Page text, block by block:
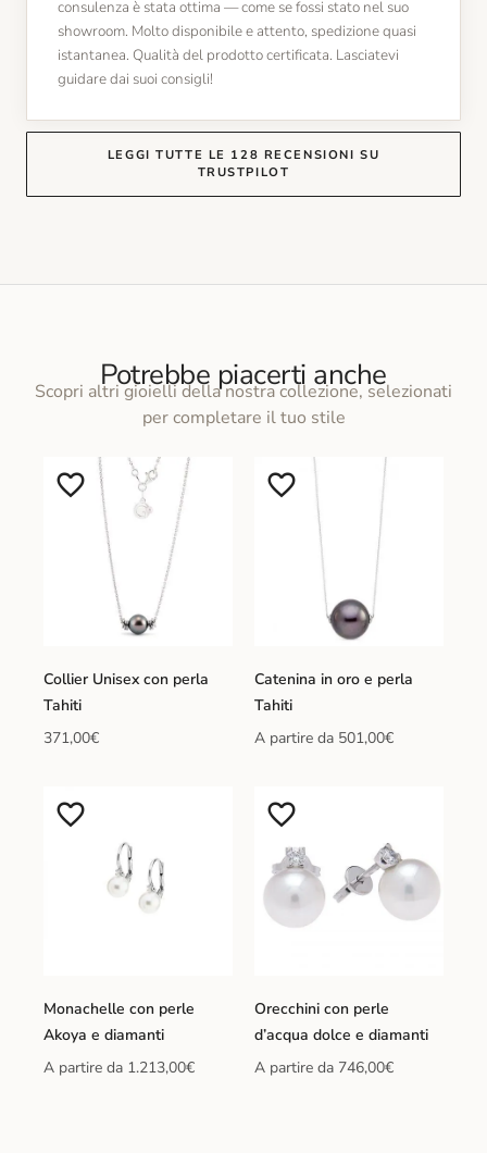
consulenza è stata ottima — come se fossi stato nel suo
showroom. Molto disponibile e attento, spedizione quasi
istantanea. Qualità del prodotto certificata. Lasciatevi
guidare dai suoi consigli!
LEGGI TUTTE LE 128 RECENSIONI SU
TRUSTPILOT
Potrebbe piacerti anche
Scopri altri gioielli della nostra collezione, selezionati
per completare il tuo stile
Collier Unisex con perla
Tahiti
371,00€
Catenina in oro e perla
Tahiti
A partire da 501,00€
Monachelle con perle
Akoya e diamanti
A partire da 1.213,00€
Orecchini con perle
d’acqua dolce e diamanti
A partire da 746,00€